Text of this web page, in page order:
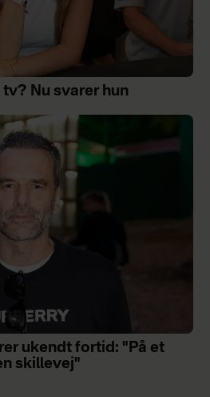
Nu svarer hun
ukendt fortid: "På et
skillevej"